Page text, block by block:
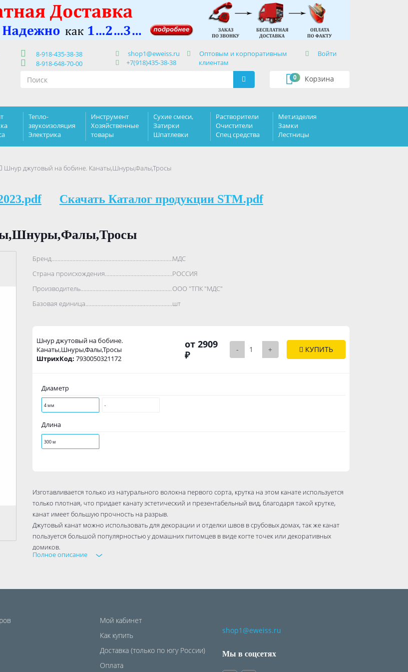
8-918-435-38-38
8-918-648-70-00
shop1@eweiss.ru
+7(918)435-38-38
Оптовым и корпоративным
клиентам
Войти
Корзина
0
Тепло-
звукоизоляция
Электрика
Инструмент
Хозяйственные
товары
Сухие смеси,
Затирки
Шпатлевки
Растворители
Очистители
Спец средства
Мет.изделия
Замки
Лестницы
Шнур джутoвый на бобине. Канаты,Шнуры,Фалы,Тросы
Скачать Каталог продукции STM.pdf
Бренд..................................................................................МДС
Страна происхождения..................................................................................
РОССИЯ
Производитель..................................................................................
ООО "ТПК "МДС"
Базовая единица..................................................................................
шт
Шнур джутoвый на бобине.
Канаты,Шнуры,Фалы,Тросы
ШтрихКод: 7930050321172
от 2909
₽
- + КУПИТЬ
Диаметр
4 мм -
Длина
300 м
Изготавливается только из натурального волокна первого сорта, крутка на этом канате используется
только плотная, что придает канату эстетический и презентабельный вид, благодаря такой крутке,
канат имеет большую прочность на разрыв.
Джутовый канат можно использовать для декорации и отделки швов в срубовых домах, так же канат
пользуется большой популярностью у домашних питомцев в виде когте точек или декоративных
домиков.
Канат из джутового волокна применяется как в промышленности, в сельском хозяйстве, в быту, так и в
Полное описание
Мой кабинет
Как купить
Доставка (только по югу России)
Оплата
shop1@eweiss.ru
Мы в соцсетях